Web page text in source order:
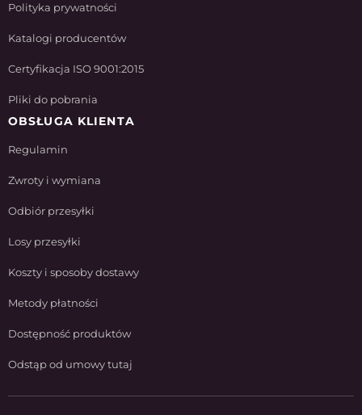
Polityka prywatności
Katalogi producentów
Certyfikacja ISO 9001:2015
Pliki do pobrania
OBSŁUGA KLIENTA
Regulamin
Zwroty i wymiana
Odbiór przesyłki
Losy przesyłki
Koszty i sposoby dostawy
Metody płatności
Dostępność produktów
Odstąp od umowy tutaj